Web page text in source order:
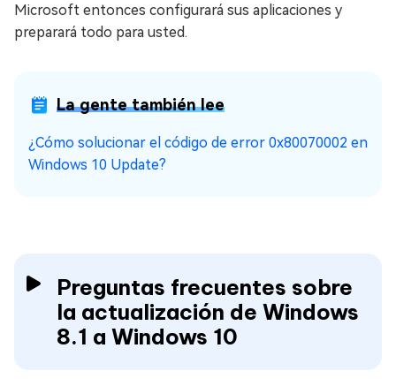
Microsoft entonces configurará sus aplicaciones y
preparará todo para usted.
La gente también lee
¿Cómo solucionar el código de error 0x80070002 en
Windows 10 Update?
Preguntas frecuentes sobre
la actualización de Windows
8.1 a Windows 10